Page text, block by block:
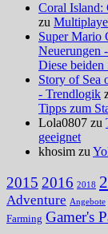
Coral Island:
zu
Super Mario
Neuerungen
Diese
Story of Sea
- Trendlogik
Tipps zum
Lola0807 zu
geeignet
khosim zu
2015 2016 2018
Adventure Angebote
Farming Gamer's